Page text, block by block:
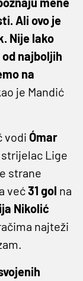
Ali ovo je
Nije lako
najboljih
na
je Mandić
vodi Ómar
Lige
strane
već31 gol na
Nikolić
najteži